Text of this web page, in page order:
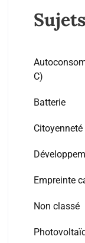
Sujets
C)
Batterie
Citoyenneté
Empreinte
Non classé